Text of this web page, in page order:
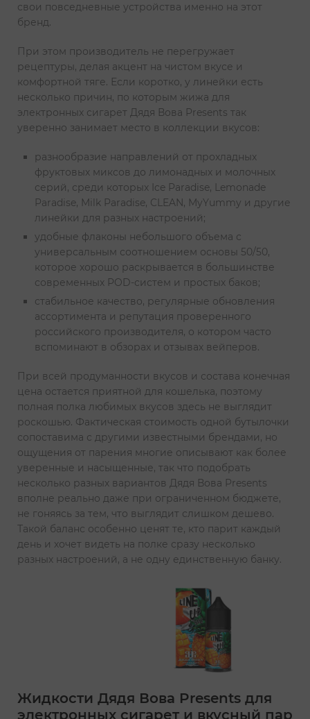
свои повседневные устройства именно на этот
бренд.
При этом производитель не перегружает
рецептуры, делая акцент на чистом вкусе и
комфортной тяге. Если коротко, у линейки есть
несколько причин, по которым жижа для
электронных сигарет Дядя Вова Presents так
уверенно занимает место в коллекции вкусов:
разнообразие направлений от прохладных
фруктовых миксов до лимонадных и молочных
серий, среди которых Ice Paradise, Lemonade
Paradise, Milk Paradise, CLEAN, MyYummy и другие
линейки для разных настроений;
удобные флаконы небольшого объема с
универсальным соотношением основы 50/50,
которое хорошо раскрывается в большинстве
современных POD-систем и простых баков;
стабильное качество, регулярные обновления
ассортимента и репутация проверенного
российского производителя, о котором часто
вспоминают в обзорах и отзывах вейперов.
При всей продуманности вкусов и состава конечная
цена остается приятной для кошелька, поэтому
полная полка любимых вкусов здесь не выглядит
роскошью. Фактическая стоимость одной бутылочки
сопоставима с другими известными брендами, но
ощущения от парения многие описывают как более
уверенные и насыщенные, так что подобрать
несколько разных вариантов Дядя Вова Presents
вполне реально даже при ограниченном бюджете,
не гоняясь за тем, что выглядит слишком дешево.
Такой баланс особенно ценят те, кто парит каждый
день и хочет видеть на полке сразу несколько
разных настроений, а не одну единственную банку.
Жидкости Дядя Вова Presents для
электронных сигарет и вкусный пар